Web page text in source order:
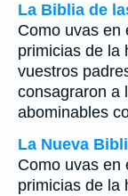
La Biblia de
Como uvas en
primicias de la
vuestros
consagraron a
abominables
La Nueva
Como uvas en
primicias de la